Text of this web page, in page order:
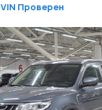
VIN Проверен